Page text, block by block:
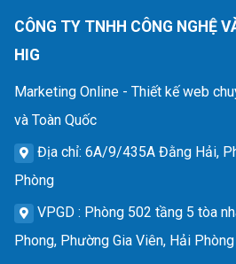
CÔNG TY TNHH CÔNG NGHỆ
HIG
Marketing Online - Thiết kế web
và Toàn Quốc
Địa chỉ: 6A/9/435A Đằng Hải,
Phòng
VPGD : Phòng 502 tầng 5 tòa
Phong, Phường Gia Viên, Hải Phòng